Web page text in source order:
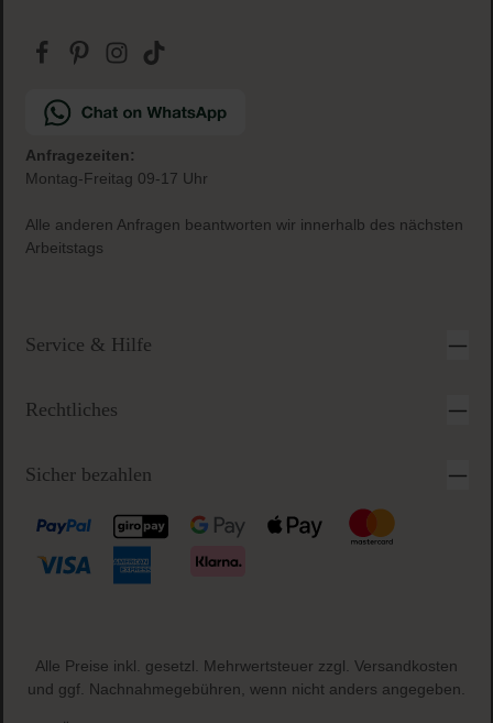
Anfragezeiten:
Montag-Freitag 09-17 Uhr
Alle anderen Anfragen beantworten wir innerhalb des nächsten
Arbeitstags
Service & Hilfe
Rechtliches
Sicher bezahlen
Alle Preise inkl. gesetzl. Mehrwertsteuer zzgl. Versandkosten
und ggf. Nachnahmegebühren, wenn nicht anders angegeben.